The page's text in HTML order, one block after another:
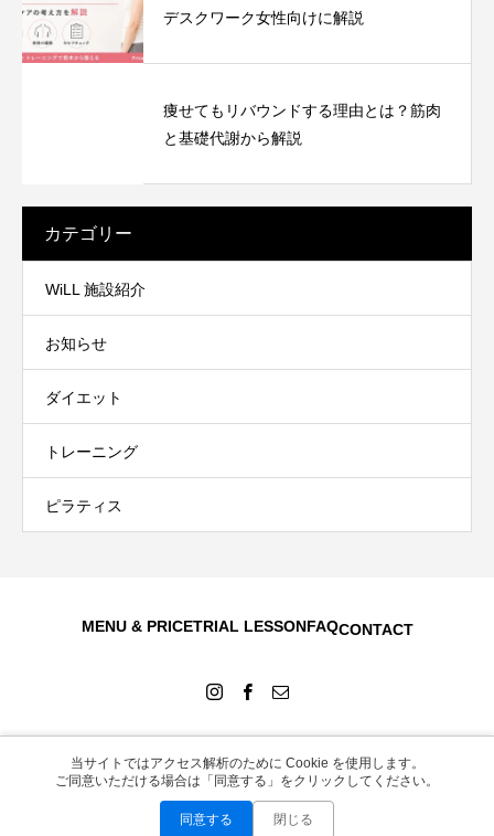
デスクワーク女性向けに解説
痩せてもリバウンドする理由とは？筋肉
と基礎代謝から解説
カテゴリー
WiLL 施設紹介
お知らせ
ダイエット
トレーニング
ピラティス
MENU & PRICETRIAL LESSONFAQCONTACT
Copyright © 2026
当サイトではアクセス解析のために Cookie を使用します。
ご同意いただける場合は「同意する」をクリックしてください。
同意する 閉じる